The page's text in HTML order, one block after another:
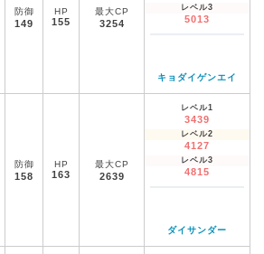
防御
149
HP
155
最大CP
3254
レベル3
5013
キョダイゲンエイ
防御
158
HP
163
最大CP
2639
レベル1
3439
レベル2
4127
レベル3
4815
ダイサンダー